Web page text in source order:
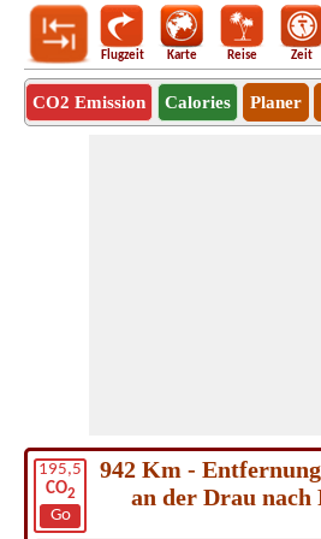
Flugzeit Karte Reise Zeit
CO2 Emission Calories Planer
195,5
CO2
Go
942 Km -
an der Drau nach